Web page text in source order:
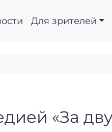
Для зрителей
«За